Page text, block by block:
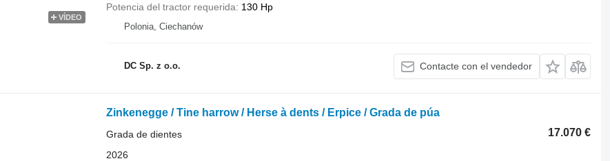
VÍDEO
Potencia del tractor requerida
130 Hp
Polonia, Ciechanów
DC Sp. z o.o. Contacte con el vendedor
Zinkenegge / Tine harrow / Herse à dents / Erpice / Grada de púa
17.070 €
Grada de dientes
2026